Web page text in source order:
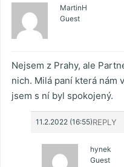
MartinH
Guest
Nejsem z Prahy, ale
nich. Milá paní která nám
jsem s ní byl spokojený.
11.2.2022 (16:55)REPLY
hynek
Guest